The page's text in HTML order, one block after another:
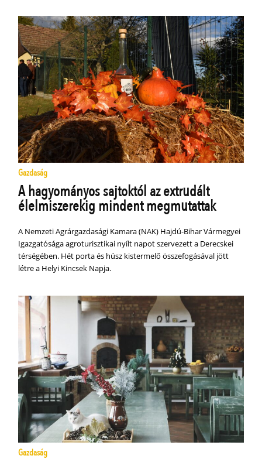
Gazdaság
A hagyományos sajtoktól az extrudált
élelmiszerekig mindent megmutattak
A Nemzeti Agrárgazdasági Kamara (NAK) Hajdú-Bihar Vármegyei
Igazgatósága agroturisztikai nyílt napot szervezett a Derecskei
térségében. Hét porta és húsz kistermelő összefogásával jött
létre a Helyi Kincsek Napja.
Gazdaság